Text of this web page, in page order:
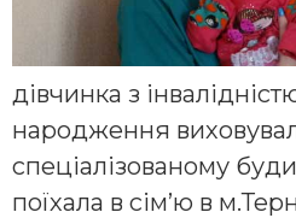
дівчинка з
народження
спеціалізованому
поїхала в сім’ю в